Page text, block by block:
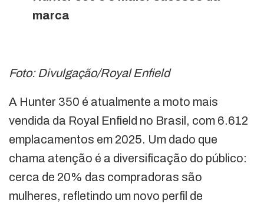
marca
Foto: Divulgação/Royal Enfield
A Hunter 350 é atualmente a moto mais
vendida da Royal Enfield no Brasil, com 6.612
emplacamentos em 2025. Um dado que
chama atenção é a diversificação do público:
cerca de 20% das compradoras são
mulheres, refletindo um novo perfil de